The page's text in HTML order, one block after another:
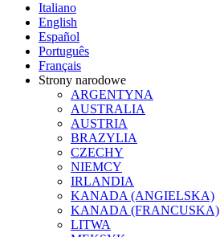
Italiano
English
Español
Português
Français
Strony narodowe
ARGENTYNA
AUSTRALIA
AUSTRIA
BRAZYLIA
CZECHY
NIEMCY
IRLANDIA
KANADA (ANGIELSKA)
KANADA (FRANCUSKA)
LITWA